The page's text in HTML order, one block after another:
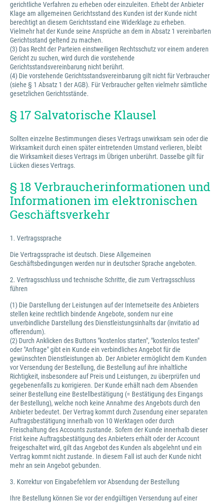
gerichtliche Verfahren zu erheben oder einzuleiten. Erhebt der Anbieter
Klage am allgemeinen Gerichtsstand des Kunden ist der Kunde nicht
berechtigt an diesem Gerichtsstand eine Widerklage zu erheben.
Vielmehr hat der Kunde seine Ansprüche an dem in Absatz 1 vereinbarten
Gerichtsstand geltend zu machen.
(3) Das Recht der Parteien einstweiligen Rechtsschutz vor einem anderen
Gericht zu suchen, wird durch die vorstehende
Gerichtsstandsvereinbarung nicht berührt.
(4) Die vorstehende Gerichtsstandsvereinbarung gilt nicht für Verbraucher
(siehe § 1 Absatz 1 der AGB). Für Verbraucher gelten vielmehr sämtliche
gesetzlichen Gerichtsstände.
§ 17 Salvatorische Klausel
Sollten einzelne Bestimmungen dieses Vertrags unwirksam sein oder die
Wirksamkeit durch einen später eintretenden Umstand verlieren, bleibt
die Wirksamkeit dieses Vertrags im Übrigen unberührt. Dasselbe gilt für
Lücken dieses Vertrags.
§ 18 Verbraucherinformationen und
Informationen im elektronischen
Geschäftsverkehr
1. Vertragssprache
Die Vertragssprache ist deutsch. Diese Allgemeinen
Geschäftsbedingungen werden nur in deutscher Sprache angeboten.
2. Vertragsschluss und technische Schritte, die zum Vertragsschluss
führen
(1) Die Darstellung der Leistungen auf der Internetseite des Anbieters
stellen keine rechtlich bindende Angebote, sondern nur eine
unverbindliche Darstellung des Dienstleistungsinhalts dar (invitatio ad
offerendum).
(2) Durch Anklicken des Buttons "kostenlos starten", "kostenlos testen"
oder "Anfrage" gibt ein Kunde ein verbindliches Angebot für die
gewünschten Dienstleistungen ab. Der Anbieter ermöglicht dem Kunden
vor Versendung der Bestellung, die Bestellung auf ihre inhaltliche
Richtigkeit, insbesondere auf Preis und Leistungen, zu überprüfen und
gegebenenfalls zu korrigieren. Der Kunde erhält nach dem Absenden
seiner Bestellung eine Bestellbestätigung (= Bestätigung des Eingangs
der Bestellung), welche noch keine Annahme des Angebots durch den
Anbieter bedeutet. Der Vertrag kommt durch Zusendung einer separaten
Auftragsbestätigung innerhalb von 10 Werktagen oder durch
Freischaltung des Accounts zustande. Sofern der Kunde innerhalb dieser
Frist keine Auftragsbestätigung des Anbieters erhält oder der Account
freigeschaltet wird, gilt das Angebot des Kunden als abgelehnt und ein
Vertrag kommt nicht zustande. In diesem Fall ist auch der Kunde nicht
mehr an sein Angebot gebunden.
3. Korrektur von Eingabefehlern vor Absendung der Bestellung
Ihre Bestellung können Sie vor der endgültigen Versendung auf einer